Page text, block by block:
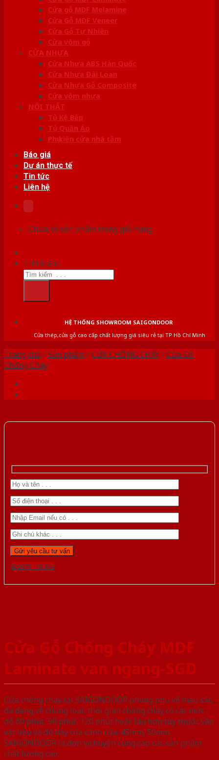
Cửa gỗ MDF Melamine
Cửa Gỗ MDF Veneer
Cửa Gỗ Tự Nhiên
Cửa vòm gỗ
CỬA NHỰA
Cửa Nhựa ABS Hàn Quốc
Cửa Nhựa Đài Loan
Cửa Nhựa Gỗ Composite
Cửa vòm nhựa
NỘI THẤT
Tủ Kệ Bếp
Tủ Quần Áo
Phụ kiện cửa nhà tắm
Báo giá
Dự án thực tế
Tin tức
Liên hệ
Chưa có sản phẩm trong giỏ hàng.
Tìm kiếm:
HỆ THỐNG SHOWROOM SAIGONDOOR
Cửa thép,cửa gỗ cao cấp chất lượng giá siêu rẻ tại TP Hồ Chí Minh
Trang chủ /Sản phẩm /CỬA CHỐNG CHÁY/Cửa Gỗ
Chống Cháy
Gọi 0976.169.864
Cửa Gỗ Chống Cháy MDF
Laminate van ngang-SGD
Cửa chống cháy tại SAIGONDOOR phong phú về màu sắc,
đa dạng về chủng loại, thời gian chống cháy có các mức
độ 60 phút, 90 phút, 120 phút hoặc lâu hơn tùy thuộc vào
vật liệu và độ dày của cánh cửa: 45mm, 50mm.
SAIGONDOOR là đơn vị chuyên cung cấp các sản phẩm
chất lượng cao.